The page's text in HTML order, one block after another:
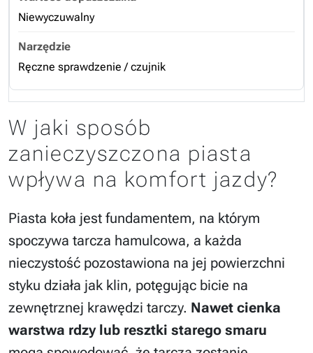
Niewyczuwalny
Ręczne sprawdzenie / czujnik
W jaki sposób
zanieczyszczona piasta
wpływa na komfort jazdy?
Piasta koła jest fundamentem, na którym
spoczywa tarcza hamulcowa, a każda
nieczystość pozostawiona na jej powierzchni
styku działa jak klin, potęgując bicie na
zewnętrznej krawędzi tarczy. Nawet cienka
warstwa rdzy lub resztki starego smaru